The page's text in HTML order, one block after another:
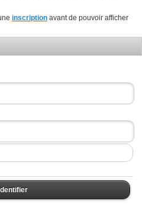
inscription avant de pouvoir afficher